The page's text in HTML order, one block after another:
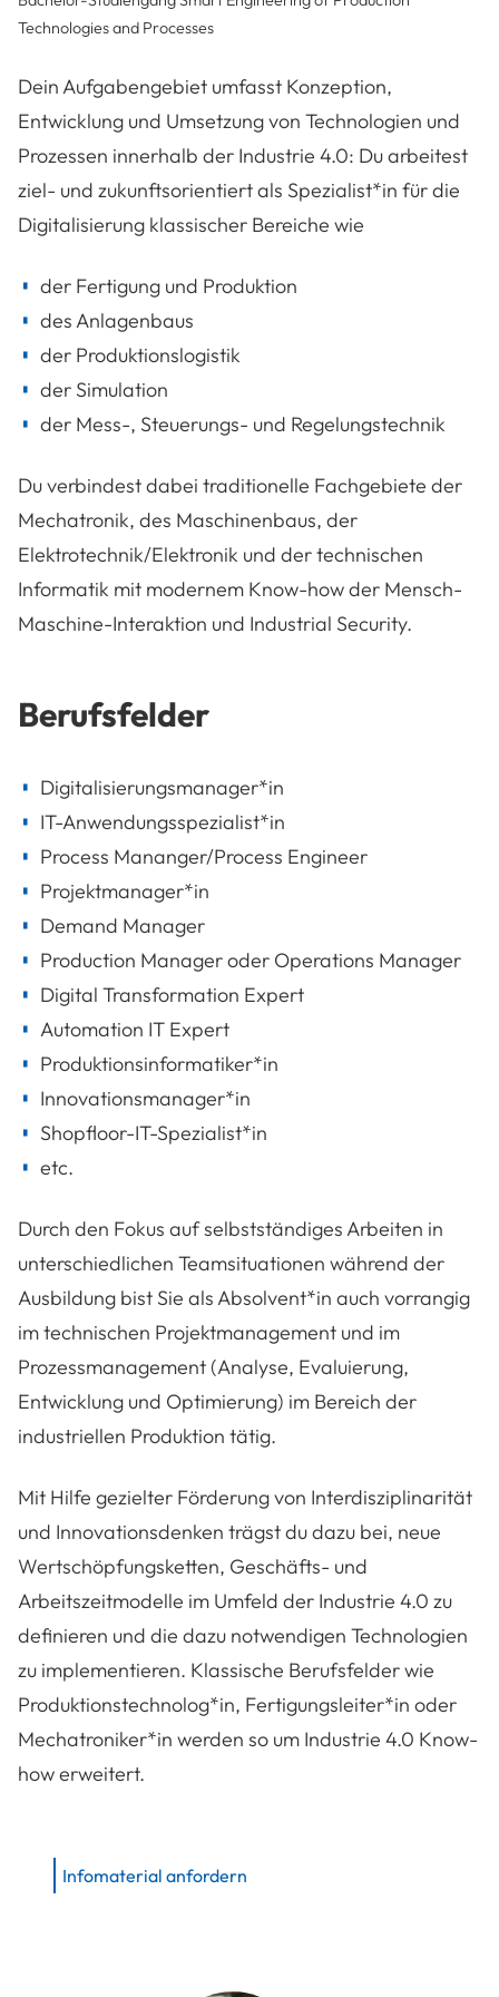
Technologies and Processes
Dein Aufgabengebiet umfasst Konzeption,
Entwicklung und Umsetzung von Technologien und
Prozessen innerhalb der Industrie 4.0: Du arbeitest
ziel- und zukunftsorientiert als Spezialist*in für die
Digitalisierung klassischer Bereiche wie
der Fertigung und Produktion
des Anlagenbaus
der Produktionslogistik
der Simulation
der Mess-, Steuerungs- und Regelungstechnik
Du verbindest dabei traditionelle Fachgebiete der
Mechatronik, des Maschinenbaus, der
Elektrotechnik/Elektronik und der technischen
Informatik mit modernem Know-how der Mensch-
Maschine-Interaktion und Industrial Security.
Berufsfelder
Digitalisierungsmanager*in
IT-Anwendungsspezialist*in
Process Mananger/Process Engineer
Projektmanager*in
Demand Manager
Production Manager oder Operations Manager
Digital Transformation Expert
Automation IT Expert
Produktionsinformatiker*in
Innovationsmanager*in
Shopfloor-IT-Spezialist*in
etc.
Durch den Fokus auf selbstständiges Arbeiten in
unterschiedlichen Teamsituationen während der
Ausbildung bist Sie als Absolvent*in auch vorrangig
im technischen Projektmanagement und im
Prozessmanagement (Analyse, Evaluierung,
Entwicklung und Optimierung) im Bereich der
industriellen Produktion tätig.
Mit Hilfe gezielter Förderung von Interdisziplinarität
und Innovationsdenken trägst du dazu bei, neue
Wertschöpfungsketten, Geschäfts- und
Arbeitszeitmodelle im Umfeld der Industrie 4.0 zu
definieren und die dazu notwendigen Technologien
zu implementieren. Klassische Berufsfelder wie
Produktionstechnolog*in, Fertigungsleiter*in oder
Mechatroniker*in werden so um Industrie 4.0 Know-
how erweitert.
Infomaterial anfordern